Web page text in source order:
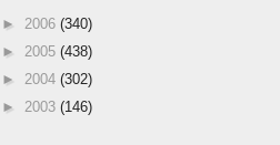
► 2006 (340)
► 2005 (438)
► 2004 (302)
► 2003 (146)